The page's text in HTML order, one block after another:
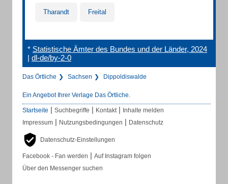
Tharandt Freital
* Statistische Ämter des Bundes und der Länder, 2024
| dl-de/by-2-0
Das Örtliche Sachsen Dippoldiswalde
Ein Angebot Ihrer Verlage Das Örtliche.
Startseite | Suchbegriffe | Kontakt | Inhalte melden
Impressum | Nutzungsbedingungen | Datenschutz
Datenschutz-Einstellungen
Facebook - Fan werden | Auf Instagram folgen
Über den Messenger suchen